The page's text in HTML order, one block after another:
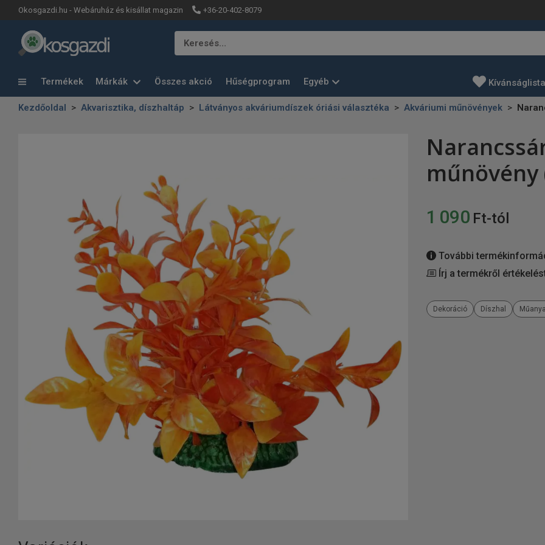
Okosgazdi.hu - Webáruház és kisállat magazin +36-20-402-8079
Keresés…
Termékek Márkák Összes akció Hűségprogram Egyéb Kívánságlista
Kezdőoldal Akvarisztika, díszhaltáp Látványos akváriumdíszek óriási választéka Akváriumi műnövények
műnövény
1 090 Ft-tól
További
Írj a termékről
Dekoráció Díszhal